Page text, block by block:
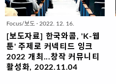
원을 비롯해 송석준 의원, 최형두 의
원, 양금희 의원, 이인선 의원, 허은아
의원 등 혁신 4.0 연구포럼 회원들이
참석했다. 이밖에도 문화예술산업계
종사자들이 함께했다. 이번 토론회의
주제는 디지털 기술 혁신과 문화예술
창작·유통환경 변화로, 인공지능(AI)
Focus/보도 · 2022. 12. 16.
[보도자료] 한국와콤, 'K-웹
툰' 주제로 커넥티드 잉크
2022 개최...창작 커뮤니티
활성화, 2022.11.04